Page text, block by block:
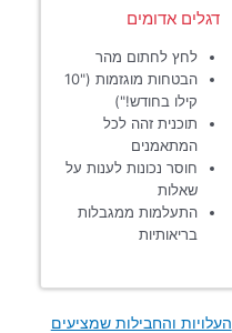
דגלים אדומים
לחץ לחתום מהר
הבטחות מוגזמות ("10
קילו בחודש!")
תוכנית זהה לכל
המתאמנים
חוסר נכונות לענות על
שאלות
התעלמות ממגבלות
בריאותיות
העלויות והחבילות שמציעים